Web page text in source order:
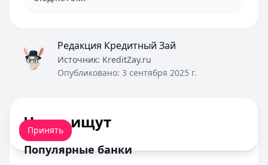
Редакция Кредитный Зай
Источник: KreditZay.ru
Опубликовано: 3 сентября 2025 г.
Часто ищут
Популярные банки
Принять